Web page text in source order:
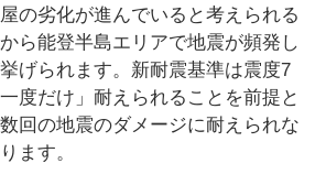
の劣化が進んでいると考えられる
ら能登半島エリアで地震が頻発し
げられます。新耐震基準は震度7
度だけ」耐えられることを前提と
回の地震のダメージに耐えられな
ます。